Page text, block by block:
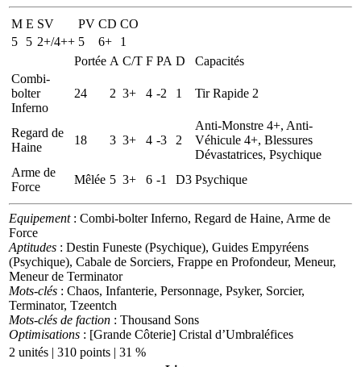
M E SV PV CD CO
5
5 2+/4++ 5 6+
1
Portée A C/T F PA D
Capacités
Combi-
bolter
Inferno
24 2 3+ 4 -2 1 Tir Rapide 2
Regard de
Haine
18 3 3+ 4 -3 2
Anti-Monstre 4+, Anti-
Véhicule 4+, Blessures
Dévastatrices, Psychique
Arme de
Force
Mêlée 5 3+ 6 -1 D3 Psychique
Equipement: Combi-bolter Inferno, Regard de Haine, Arme de
Force
Aptitudes : Destin Funeste (Psychique), Guides Empyréens
(Psychique), Cabale de Sorciers, Frappe en Profondeur, Meneur,
Meneur de Terminator
Mots-clés : Chaos, Infanterie, Personnage, Psyker, Sorcier,
Terminator, Tzeentch
Mots-clés de faction : Thousand Sons
Optimisations : [Grande Côterie] Cristal d’Umbraléfices
2 unités | 310 points | 31 %